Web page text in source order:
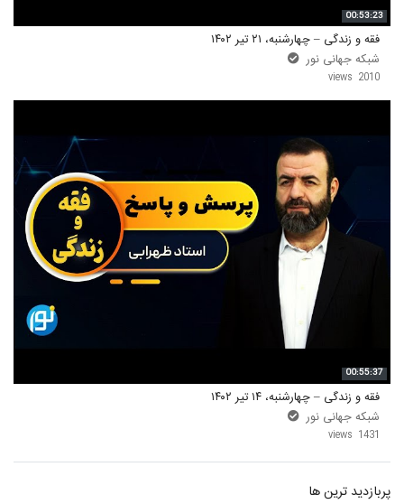
00:53:23
فقه و زندگی – چهارشنبه، ۲۱ تیر ۱۴۰۲
شبکه جهانی نور
2010 views
00:55:37
فقه و زندگی – چهارشنبه، ۱۴ تیر ۱۴۰۲
شبکه جهانی نور
1431 views
پربازدید ترین ها